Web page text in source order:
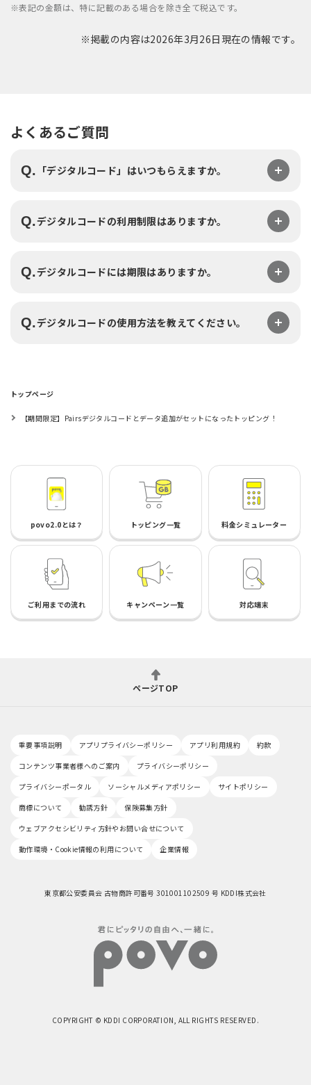
※表記の金額は、特に記載のある場合を除き全て税込です。
※掲載の内容は2026年3月26日現在の情報です。
よくあるご質問
Q. 「デジタルコード」はいつもらえますか。
Q.デジタルコードの利用制限はありますか。
Q.デジタルコードには期限はありますか。
Q.デジタルコードの使用方法を教えてください。
トップページ
【期間限定】Pairsデジタルコードとデータ追加がセットになったトッピング！
povo2.0とは？ トッピング一覧 料金シミュレーター
ご利用までの流れ キャンペーン一覧 対応端末
ページTOP
重要事項説明 アプリプライバシーポリシー アプリ利用規約
約款
コンテンツ事業者様へのご案内
プライバシーポリシー
プライバシーポータル
ソーシャルメディアポリシー
サイトポリシー
商標について
勧誘方針
保険募集方針
ウェブアクセシビリティ方針やお問い合せについて
動作環境・Cookie情報の利用について
企業情報
東京都公安委員会 古物商許可番号 301001102509 号 KDDI株式会社
COPYRIGHT © KDDI CORPORATION, ALL RIGHTS RESERVED.